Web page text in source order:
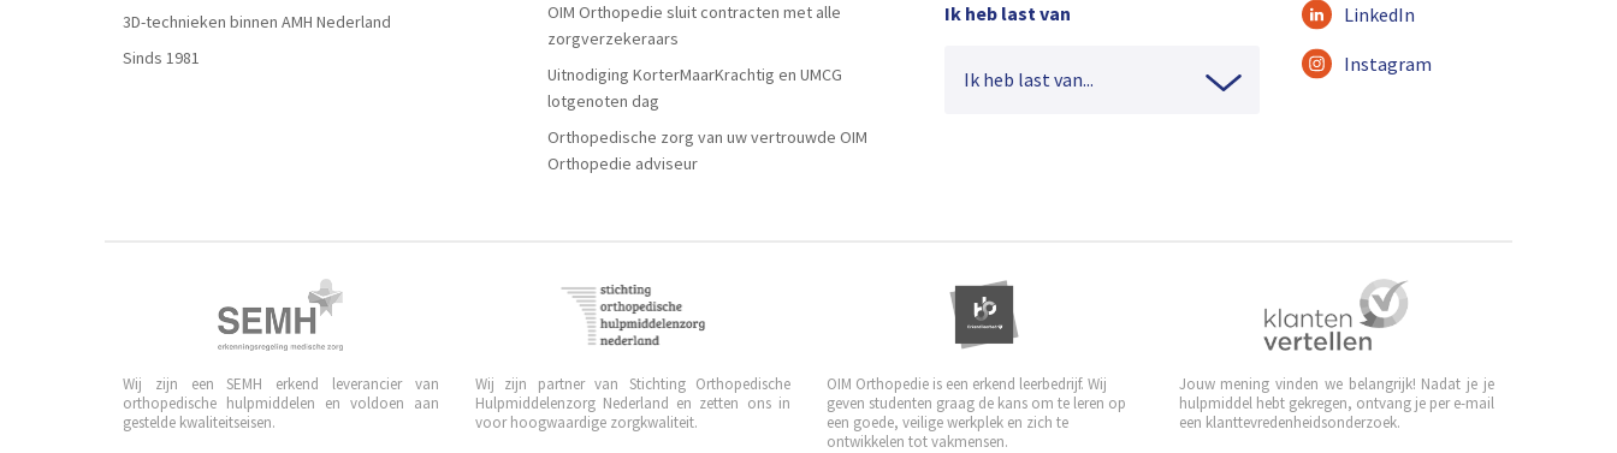
3D-technieken binnen AMH Nederland
Sinds 1981
OIM Orthopedie sluit contracten met alle
zorgverzekeraars
Uitnodiging KorterMaarKrachtig en UMCG
lotgenoten dag
Orthopedische zorg van uw vertrouwde OIM
Orthopedie adviseur
Ik heb last van
Ik heb last van...
LinkedIn
Instagram
Wij zijn een SEMH erkend leverancier van
orthopedische hulpmiddelen en voldoen aan
gestelde kwaliteitseisen.
Wij zijn partner van Stichting Orthopedische
Hulpmiddelenzorg Nederland en zetten ons in
voor hoogwaardige zorgkwaliteit.
OIM Orthopedie is een erkend leerbedrijf. Wij
geven studenten graag de kans om te leren op
een goede, veilige werkplek en zich te
ontwikkelen tot vakmensen.
Jouw mening vinden we belangrijk! Nadat je je
hulpmiddel hebt gekregen, ontvang je per e-mail
een klanttevredenheidsonderzoek.